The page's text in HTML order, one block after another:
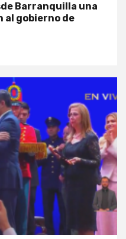
Barranquilla una
al gobierno de